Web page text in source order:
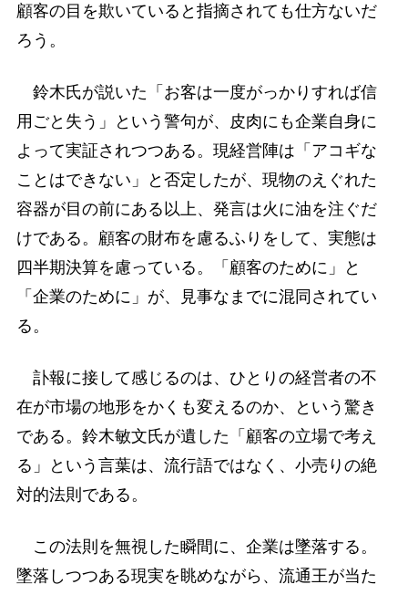
顧客の目を欺いていると指摘されても仕方ないだ
ろう。
鈴木氏が説いた「お客は一度がっかりすれば信
用ごと失う」という警句が、皮肉にも企業自身に
よって実証されつつある。現経営陣は「アコギな
ことはできない」と否定したが、現物のえぐれた
容器が目の前にある以上、発言は火に油を注ぐだ
けである。顧客の財布を慮るふりをして、実態は
四半期決算を慮っている。「顧客のために」と
「企業のために」が、見事なまでに混同されてい
る。
訃報に接して感じるのは、ひとりの経営者の不
在が市場の地形をかくも変えるのか、という驚き
である。鈴木敏文氏が遺した「顧客の立場で考え
る」という言葉は、流行語ではなく、小売りの絶
対的法則である。
この法則を無視した瞬間に、企業は墜落する。
墜落しつつある現実を眺めながら、流通王が当た